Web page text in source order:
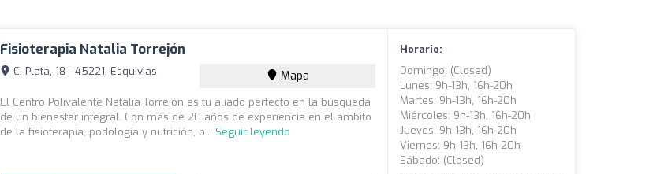
Fisioterapia Natalia Torrejón
C. Plata, 18 - 45221, Esquivias Mapa
El Centro Polivalente Natalia Torrejón es tu aliado perfecto en la búsqueda
de un bienestar integral. Con más de 20 años de experiencia en el ámbito
de la fisioterapia, podología y nutrición, o... Seguir leyendo
Horario:
Domingo: (closed)
Lunes: 9h-13h, 16h-20h
Martes: 9h-13h, 16h-20h
Miércoles: 9h-13h, 16h-20h
Jueves: 9h-13h, 16h-20h
Viernes: 9h-13h, 16h-20h
Sábado: (closed)